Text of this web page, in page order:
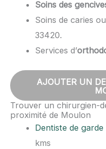
Soins des
Soins de caries
33420.
Services d’
AJOUTER UN
Trouver un chirurgien-
proximité de Moulon
Dentiste de garde
kms